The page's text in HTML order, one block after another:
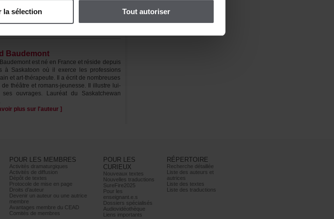
Toutautoriser
thérapeute.Ilaécritdenombreuses
jeunesse.Ilillustrelui-
POURLESMEMBRES
Activitésdramaturgiques
Activitésdediffusion
Dépôtdetextes
Protocoledemiseenpage
Droitsd’auteur
Devenirunauteurouuneautrice
membre
AvantagesmembreduCEAD
Comitésdemembres
POURLES
CURIEUX
Nouveauxtextes
Nouvellestraductions
SureFire2025
Pourles
enseignant.e.s
Dossiersspécialisés
Audiovidéothèque
Liensimportants
RÉPERTOIRE
Recherchedétaillée
Listedesauteurset
autrices
Listedestextes
Listedestraductions